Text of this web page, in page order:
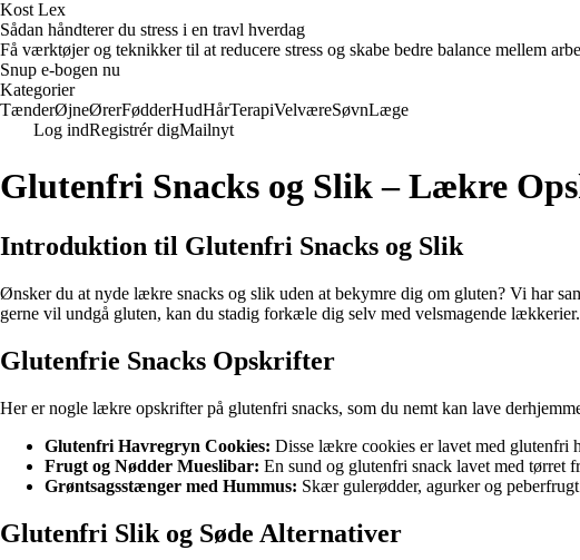
Kost Lex
Sådan håndterer du stress i en travl hverdag
Få værktøjer og teknikker til at reducere stress og skabe bedre balance mellem
Snup e-bogen nu
Kategorier
TænderØjneØrerFødderHudHårTerapiVelværeSøvnLæge
Log indRegistrér digMailnyt
Glutenfri Snacks og Slik – Lækre
Introduktion til Glutenfri Snacks og Slik
Ønsker du at nyde lækre snacks og slik uden at bekymre dig om gluten? Vi har
gerne vil undgå gluten, kan du stadig forkæle dig selv med velsmagende lækkerier.
Glutenfrie Snacks Opskrifter
Her er nogle lækre opskrifter på glutenfri snacks, som du nemt kan lave
Glutenfri Havregryn Cookies: Disse lækre cookies er lavet med glutenfri
Frugt og Nødder Mueslibar: En sund og glutenfri snack lavet med tørret
Grøntsagsstænger med Hummus: Skær gulerødder, agurker og
Glutenfri Slik og Søde Alternativer